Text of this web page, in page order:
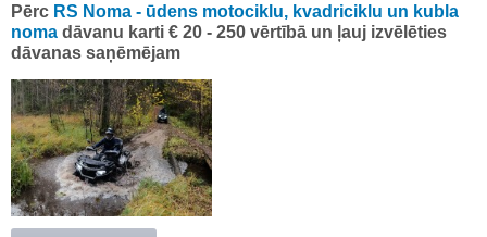
Pērc RS Noma - ūdens motociklu, kvadriciklu un kubla
noma dāvanu karti € 20 - 250 vērtībā un ļauj izvēlēties
dāvanas saņēmējam